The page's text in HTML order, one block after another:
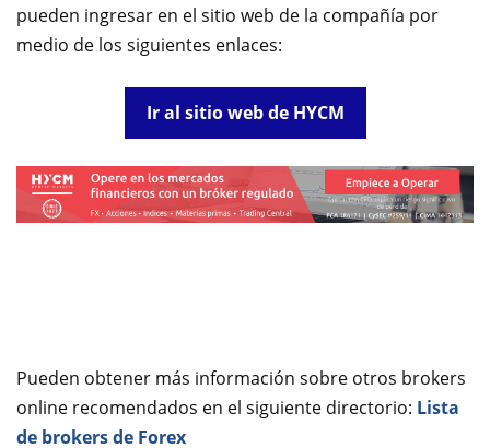
pueden ingresar en el sitio web de la compañía por
medio de los siguientes enlaces:
Ir al sitio web de HYCM
Pueden obtener más información sobre otros brokers
online recomendados en el siguiente directorio: Lista
de brokers de Forex